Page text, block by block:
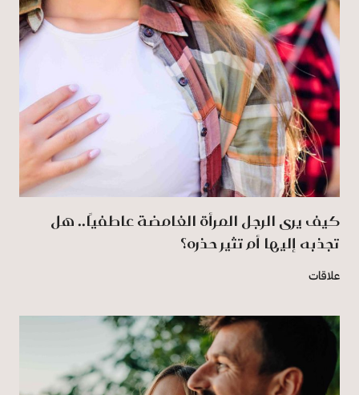
كيف يرى الرجل المرأة الغامضة عاطفيًا.. هل
تجذبه إليها أم تثير حذره؟
علاقات